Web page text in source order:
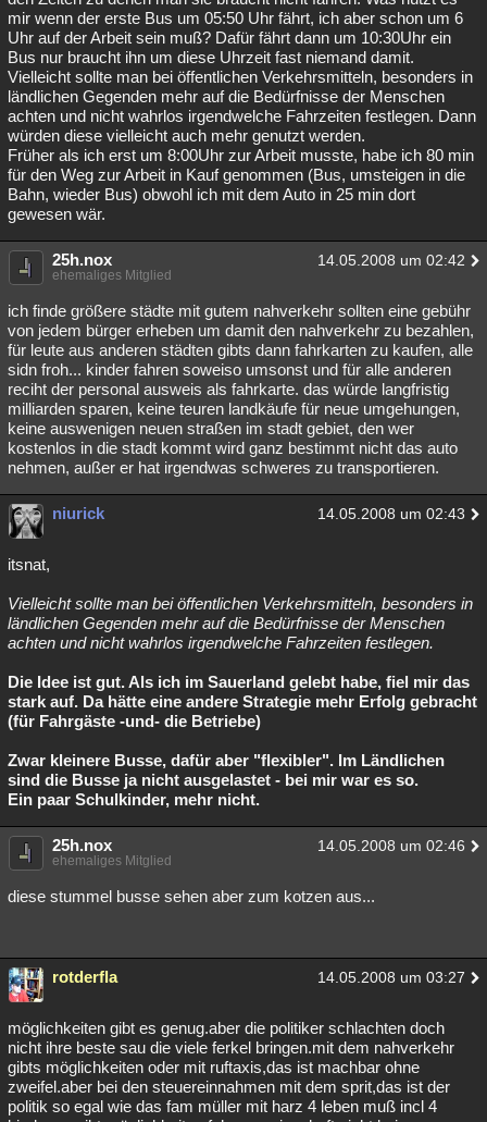
mir wenn der erste Bus um 05:50 Uhr fährt, ich aber schon um 6
Uhr auf der Arbeit sein muß? Dafür fährt dann um 10:30Uhr ein
Bus nur braucht ihn um diese Uhrzeit fast niemand damit.
Vielleicht sollte man bei öffentlichen Verkehrsmitteln, besonders in
ländlichen Gegenden mehr auf die Bedürfnisse der Menschen
achten und nicht wahrlos irgendwelche Fahrzeiten festlegen. Dann
würden diese vielleicht auch mehr genutzt werden.
Früher als ich erst um 8:00Uhr zur Arbeit musste, habe ich 80 min
für den Weg zur Arbeit in Kauf genommen (Bus, umsteigen in die
Bahn, wieder Bus) obwohl ich mit dem Auto in 25 min dort
gewesen wär.
25h.nox 14.05.2008 um 02:42
ehemaliges Mitglied
ich finde größere städte mit gutem nahverkehr sollten eine gebühr
von jedem bürger erheben um damit den nahverkehr zu bezahlen,
für leute aus anderen städten gibts dann fahrkarten zu kaufen, alle
sidn froh... kinder fahren soweiso umsonst und für alle anderen
reciht der personal ausweis als fahrkarte. das würde langfristig
milliarden sparen, keine teuren landkäufe für neue umgehungen,
keine auswenigen neuen straßen im stadt gebiet, den wer
kostenlos in die stadt kommt wird ganz bestimmt nicht das auto
nehmen, außer er hat irgendwas schweres zu transportieren.
niurick 14.05.2008 um 02:43
itsnat,
Vielleicht sollte man bei öffentlichen Verkehrsmitteln, besonders in
ländlichen Gegenden mehr auf die Bedürfnisse der Menschen
achten und nicht wahrlos irgendwelche Fahrzeiten festlegen.
Die Idee ist gut. Als ich im Sauerland gelebt habe, fiel mir das
stark auf. Da hätte eine andere Strategie mehr Erfolg gebracht
(für Fahrgäste -und- die Betriebe)
Zwar kleinere Busse, dafür aber "flexibler". Im Ländlichen
sind die Busse ja nicht ausgelastet - bei mir war es so.
Ein paar Schulkinder, mehr nicht.
25h.nox 14.05.2008 um 02:46
ehemaliges Mitglied
diese stummel busse sehen aber zum kotzen aus...
rotderfla 14.05.2008 um 03:27
möglichkeiten gibt es genug.aber die politiker schlachten doch
nicht ihre beste sau die viele ferkel bringen.mit dem nahverkehr
gibts möglichkeiten oder mit ruftaxis,das ist machbar ohne
zweifel.aber bei den steuereinnahmen mit dem sprit,das ist der
politik so egal wie das fam müller mit harz 4 leben muß incl 4